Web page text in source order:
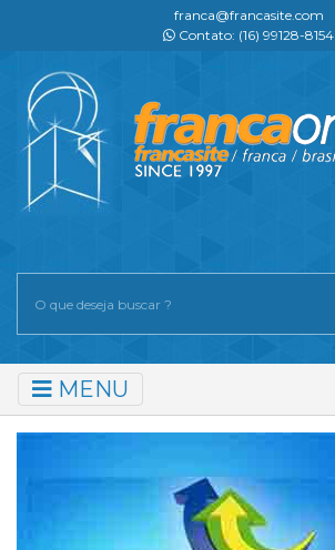
franca@francasite.com
Contato: (16) 99128-8154
MENU